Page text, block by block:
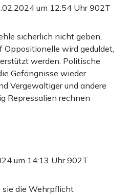
um 12:54 Uhr902T
sicherlich nicht geben,
Oppositionelle wird geduldet,
werden. Politische
Gefängnisse wieder
Vergewaltiger und andere
Repressalien rechnen
um 14:13 Uhr902T
die Wehrpflicht